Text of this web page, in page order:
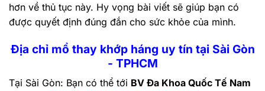
hơn về thủ tục này. Hy vọng bài viết sẽ giúp bạn có
được quyết định đúng đắn cho sức khỏe của mình.
Địa chỉ mổ thay khớp háng uy tín tại Sài Gòn
- TPHCM
Tại Sài Gòn: Bạn có thể tới BV Đa Khoa Quốc Tế Nam